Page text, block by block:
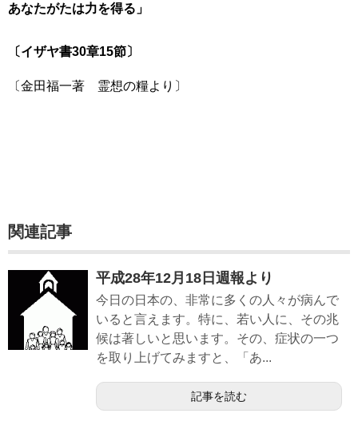
あなたがたは力を得る」
〔イザヤ書30章15節〕
〔金田福一著 霊想の糧より〕
関連記事
平成28年12月18日週報より
今日の日本の、非常に多くの人々が病んで
いると言えます。特に、若い人に、その兆
候は著しいと思います。その、症状の一つ
を取り上げてみますと、「あ...
記事を読む